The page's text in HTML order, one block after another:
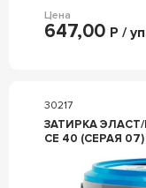
Цена
647,00 Р /
30217
ЗАТИРКА
СЕ 40 (СЕРАЯ